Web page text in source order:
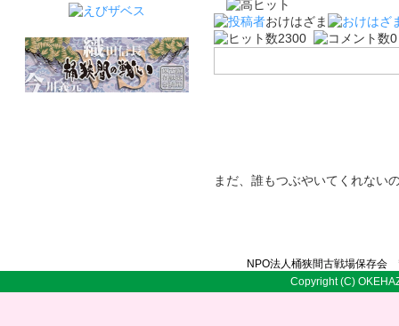
おけはざま
2300
まだ、誰もつぶやいてくれな
NPO法人桶狭間古戦場保存
Copyright (C)